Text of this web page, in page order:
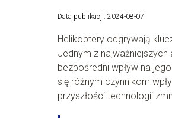
Data publikacji: 2024-08-07
Helikoptery odgrywają
Jednym z
bezpośredni wpływ na
się różnym czynnikom
przyszłości technologii